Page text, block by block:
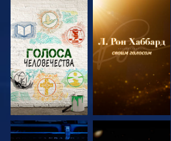
СМОТРЕТЬ
ПЕРЕДАЧИ
СМОТРЕТЬ
ПЕРЕДАЧИ